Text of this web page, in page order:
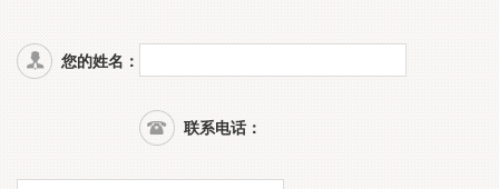
您的姓名：
联系电话：